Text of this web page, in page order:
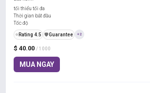
$ 40.00 / 1000
MUA NGAY
tối thiểu tối đa
Thời gian bắt đầu
Tốc độ
⭐ Rating 4.5 ️🛡️Guarantee +2